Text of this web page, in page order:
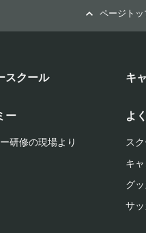
ページトッ
スクール キ
ー
研修の現場より
よ
ス
キ
グ
サ